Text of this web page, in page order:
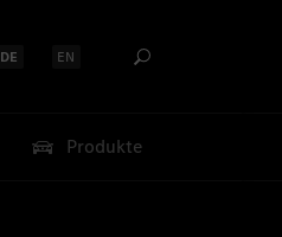
Sprache auswählen:
DE Sprache auswählen:
EN
Produkte